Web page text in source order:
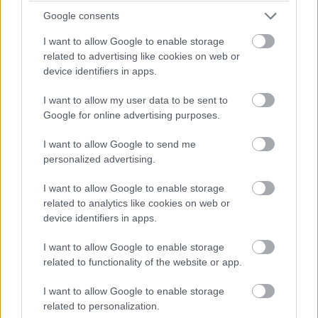
Google consents
I want to allow Google to enable storage
related to advertising like cookies on web or
device identifiers in apps.
I want to allow my user data to be sent to
Google for online advertising purposes.
I want to allow Google to send me
personalized advertising.
I want to allow Google to enable storage
related to analytics like cookies on web or
device identifiers in apps.
I want to allow Google to enable storage
related to functionality of the website or app.
I want to allow Google to enable storage
related to personalization.
Balogh Tamás
Newey biztos benne, hogy Alonso marad az
Aston Martinnál
Meggyőződése Adrian Newey-nak, hogy Fernando Alonso
benne, hogy ez a jövőben is így marad. Bár a korábbi hetekben
felröppentek találgatások arról, hogy a kétszeres F1-es
hoz, maga a spanyol többször is hűségesküt tett az Aston
mellett – igaz, a szavai azért arra engednek következtetni, hogy